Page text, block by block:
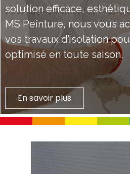
solution efficace,
MS Peinture, nous vous
vos travaux d’isolation
optimisé en toute saison.
En savoir plus